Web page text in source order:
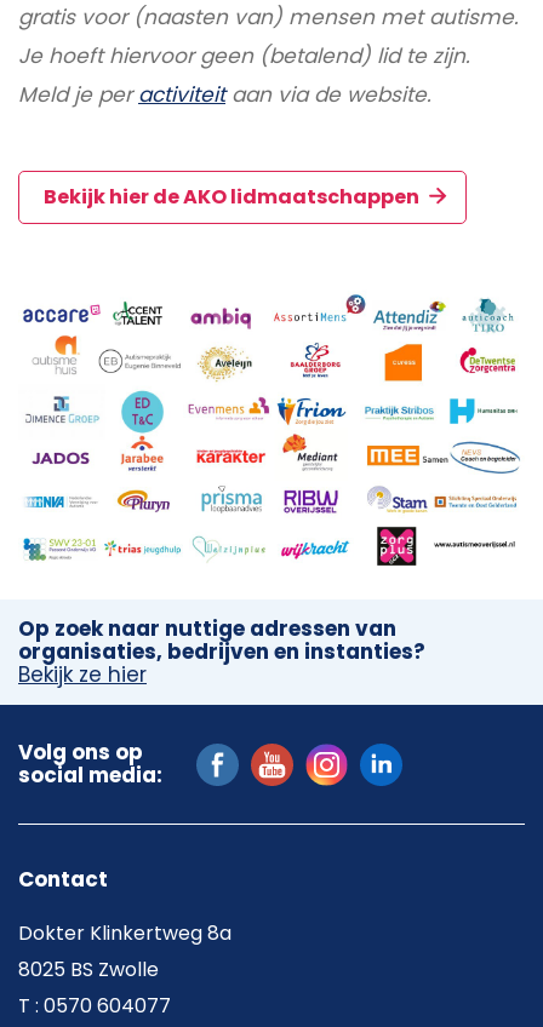
gratis voor (naasten van) mensen met autisme.
Je hoeft hiervoor geen (betalend) lid te zijn.
Meld je peractiviteitaan via de website.
Bekijk hier de AKO lidmaatschappen
Op zoek naar nuttige adressen van
organisaties, bedrijven en instanties?
Bekijk ze hier
Volg ons op
social media:
Contact
Dokter Klinkertweg 8a
8025 BS Zwolle
T : 0570 604077